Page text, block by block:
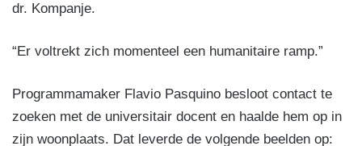
dr. Kompanje.
“Er voltrekt zich momenteel een humanitaire ramp.”
Programmamaker Flavio Pasquino besloot contact te
zoeken met de universitair docent en haalde hem op in
zijn woonplaats. Dat leverde de volgende beelden op: